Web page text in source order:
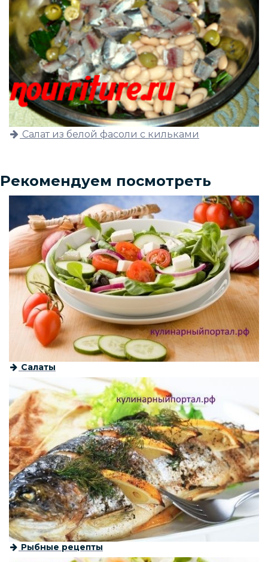
Салат из белой фасоли с кильками
Рекомендуем посмотреть
Салаты
Рыбные рецепты